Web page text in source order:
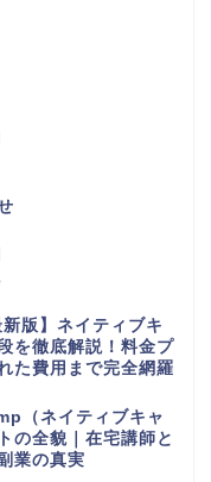
新版】ネイティブキ
を徹底解説！料金プ
た費用まで完全網羅
（ネイティブキャ
の全貌｜在宅講師と
業の真実